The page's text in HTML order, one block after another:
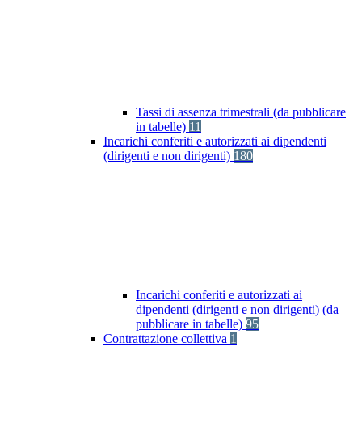
Tassi di assenza trimestrali (da pubblicare
in tabelle) 11
Incarichi conferiti e autorizzati ai dipendenti
(dirigenti e non dirigenti) 180
Incarichi conferiti e autorizzati ai
dipendenti (dirigenti e non dirigenti) (da
pubblicare in tabelle) 95
Contrattazione collettiva 1